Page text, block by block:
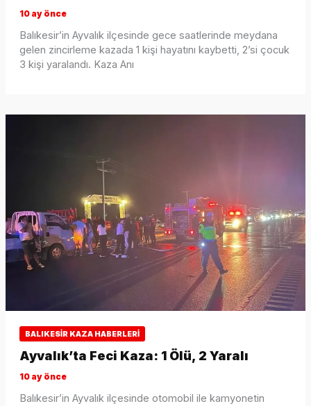
10 ay önce
Balıkesir’in Ayvalık ilçesinde gece saatlerinde meydana
gelen zincirleme kazada 1 kişi hayatını kaybetti, 2’si çocuk
3 kişi yaralandı. Kaza Anı
BALIKESIR KAZA HABERLERI
Ayvalık’ta Feci Kaza: 1 Ölü, 2 Yaralı
10 ay önce
Balıkesir’in Ayvalık ilçesinde otomobil ile kamyonetin